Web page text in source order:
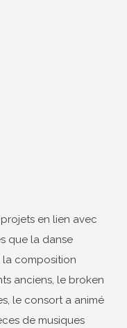
en lien avec
que la danse
la composition
anciens, le broken
le consort a animé
de musiques